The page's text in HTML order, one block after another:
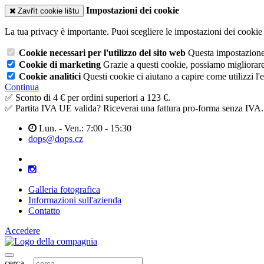
Zavřít cookie lištu Impostazioni dei cookie
La tua privacy è importante. Puoi scegliere le impostazioni dei
Cookie necessari per l'utilizzo del sito web Questa
Cookie di marketing Grazie a questi cookie, possiamo
Cookie analitici Questi cookie ci aiutano a capire come utilizzi
Continua
✅ Sconto di 4 € per ordini superiori a 123 €.
✅ Partita IVA UE valida? Riceverai una fattura pro-forma senza IVA.
Lun. - Ven.: 7:00 - 15:30
dops@dops.cz
Galleria fotografica
Informazioni sull'azienda
Contatto
Accedere